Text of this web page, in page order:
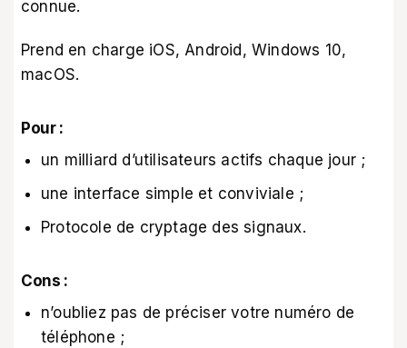
connue.
Prend en charge iOS, Android, Windows 10,
macOS.
Pour :
un milliard d’utilisateurs actifs chaque jour ;
une interface simple et conviviale ;
Protocole de cryptage des signaux.
Cons :
n’oubliez pas de préciser votre numéro de
téléphone ;